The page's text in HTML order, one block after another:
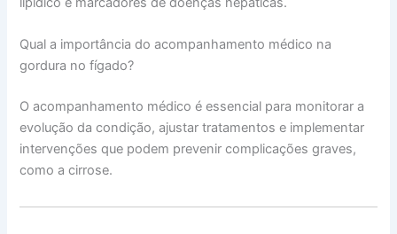
Qual a importância do acompanhamento médico na
gordura no fígado?
O acompanhamento médico é essencial para monitorar a
evolução da condição, ajustar tratamentos e implementar
intervenções que podem prevenir complicações graves,
como a cirrose.